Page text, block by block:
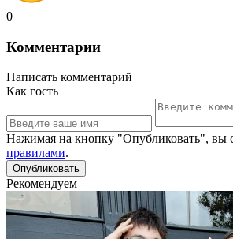
0
Комментарии
Написать комментарий
Как гость
Нажимая на кнопку "Опубликовать", вы
правилами.
Рекомендуем